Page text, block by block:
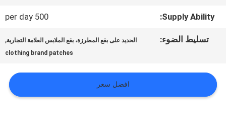
أخبار
القضايا
Supply Ability:
500 per day
تسليط الضوء: الحديد على بقع المطرزة، بقع الملابس العلامة التجارية,
clothing brand patches
افضل سعر